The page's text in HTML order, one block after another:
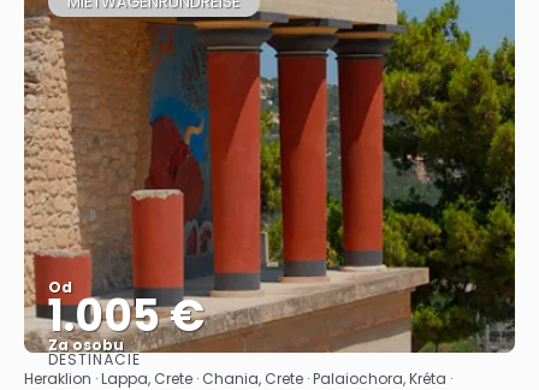
Od
1.005 €
Za osobu
Pozrieť sa
DESTINÁCIE
Heraklion · Lappa, Crete · Chania, Crete · Palaiochora, Kréta ·